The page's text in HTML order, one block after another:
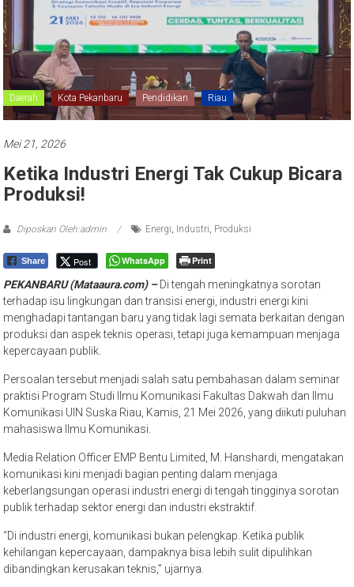
Daerah Kota Pekanbaru Pendidikan Riau
Mei 21, 2026
Ketika Industri Energi Tak Cukup Bicara
Produksi!
Diposkan Oleh:admin Energi Industri Produksi
Share Post WhatsApp Print
PEKANBARU (Mataaura.com) – Di tengah meningkatnya sorotan
terhadap isu lingkungan dan transisi energi, industri energi kini
menghadapi tantangan baru yang tidak lagi semata berkaitan dengan
produksi dan aspek teknis operasi, tetapi juga kemampuan menjaga
kepercayaan publik.
Persoalan tersebut menjadi salah satu pembahasan dalam seminar
praktisi Program Studi Ilmu Komunikasi Fakultas Dakwah dan Ilmu
Komunikasi UIN Suska Riau, Kamis, 21 Mei 2026, yang diikuti puluhan
mahasiswa Ilmu Komunikasi.
Media Relation Officer EMP Bentu Limited, M. Hanshardi, mengatakan
komunikasi kini menjadi bagian penting dalam menjaga
keberlangsungan operasi industri energi di tengah tingginya sorotan
publik terhadap sektor energi dan industri ekstraktif.
“Di industri energi, komunikasi bukan pelengkap. Ketika publik
kehilangan kepercayaan, dampaknya bisa lebih sulit dipulihkan
dibandingkan kerusakan teknis,” ujarnya.